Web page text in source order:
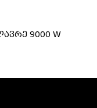
9000 W